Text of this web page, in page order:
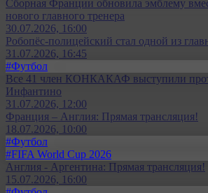
Сборная Франции обновила эмблему
нового главного тренера
30.07.2026, 16:00
Робопёс-полицейский стал одной из
31.07.2026, 16:45
#Футбол
Все 41 член КОНКАКАФ выступили
Инфантино
31.07.2026, 12:00
Франция – Англия: Прямая трансляция!
18.07.2026, 10:00
#Футбол
#FIFA World Cup 2026
Англия - Аргентина: Прямая трансляция!
15.07.2026, 16:00